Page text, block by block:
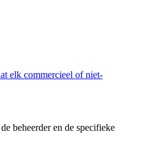
elk commercieel of niet-
beheerder en de specifieke